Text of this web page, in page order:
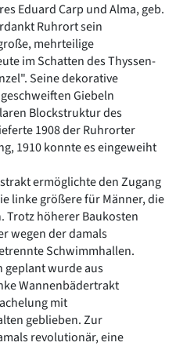
Eduard Carp und Alma, geb.
Ruhrort sein
mehrteilige
im Schatten des Thyssen-
Seine dekorative
Giebeln
Blockstruktur des
1908 der Ruhrorter
1910 konnte es eingeweiht
ermöglichte den Zugang
linke größere für Männer, die
Trotz höherer Baukosten
wegen der damals
Schwimmhallen.
geplant wurde aus
Wannenbädertrakt
mit
geblieben. Zur
revolutionär, eine